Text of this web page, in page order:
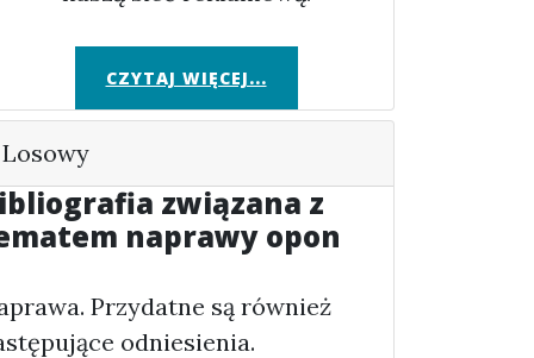
CZYTAJ WIĘCEJ...
Losowy
związana z
naprawy opon
Przydatne są również
odniesienia.